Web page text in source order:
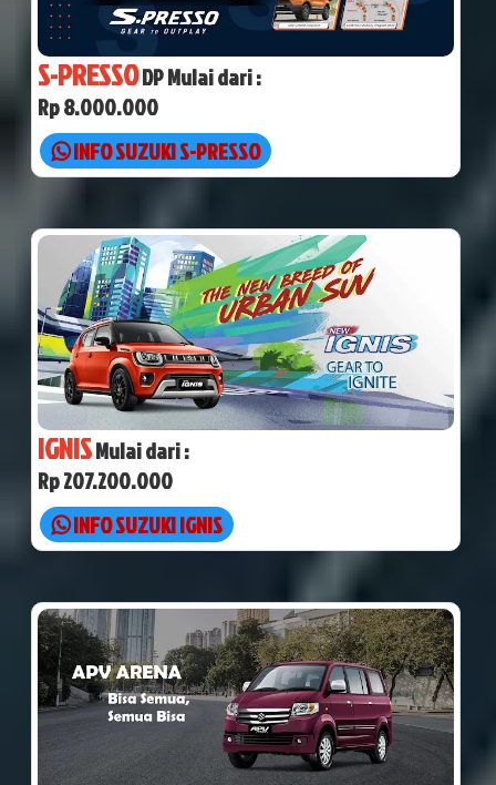
S-PRESSODP Mulai dari :
Rp 8.000.000
INFO SUZUKI S-PRESSO
IGNISMulai dari :
Rp 207.200.000
INFO SUZUKI IGNIS